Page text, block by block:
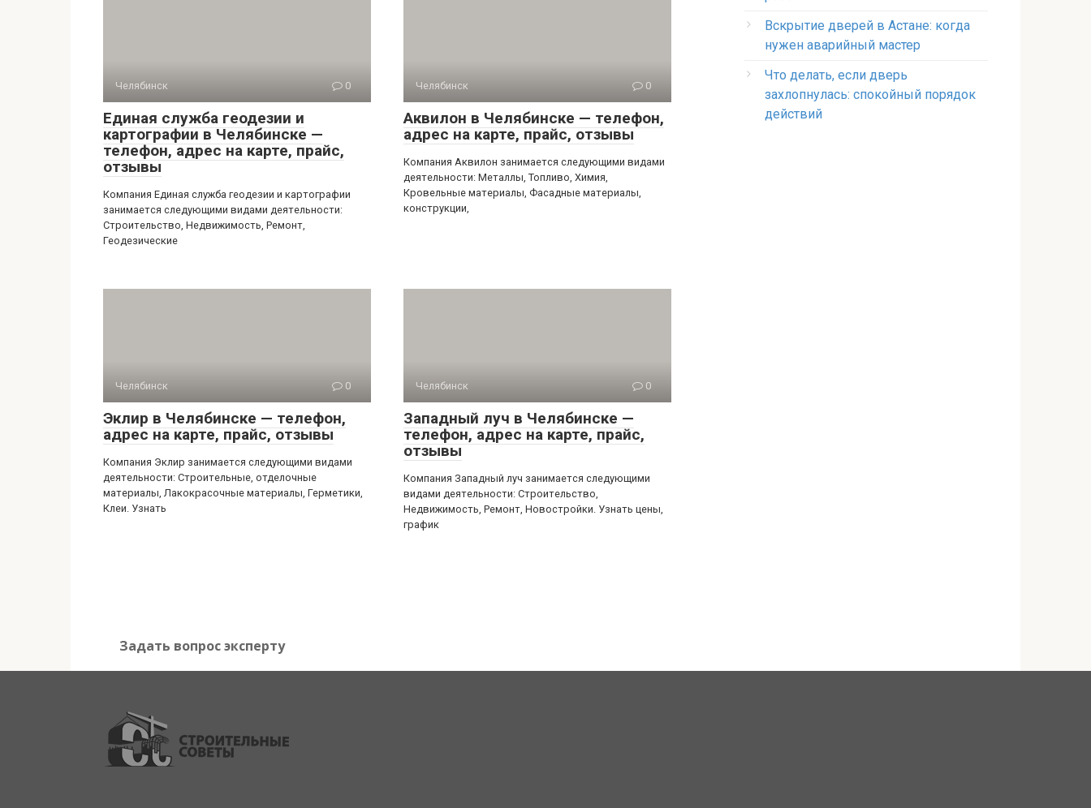
Челябинск 0
Единая служба геодезии и
картографии в Челябинске —
телефон, адрес на карте, прайс,
отзывы
Компания Единая служба геодезии и картографии
занимается следующими видами деятельности:
Строительство, Недвижимость, Ремонт,
Геодезические
Челябинск 0
Аквилон в Челябинске — телефон,
адрес на карте, прайс, отзывы
Компания Аквилон занимается следующими видами
деятельности: Металлы, Топливо, Химия,
Кровельные материалы, Фасадные материалы,
конструкции,
Челябинск 0
Эклир в Челябинске — телефон,
адрес на карте, прайс, отзывы
Компания Эклир занимается следующими видами
деятельности: Строительные, отделочные
материалы, Лакокрасочные материалы, Герметики,
Клеи. Узнать
Челябинск 0
Западный луч в Челябинске —
телефон, адрес на карте, прайс,
отзывы
Компания Западный луч занимается следующими
видами деятельности: Строительство,
Недвижимость, Ремонт, Новостройки. Узнать цены,
график
Вскрытие дверей в Астане: когда
нужен аварийный мастер
Что делать, если дверь
захлопнулась: спокойный порядок
действий
Задать вопрос эксперту